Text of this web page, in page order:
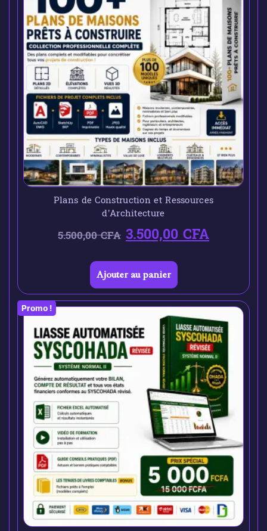
Plans de Construction et Ressources
d’Architecture
5.500,00CFA 3.500,00CFA
Ajouter au panier
Promo !